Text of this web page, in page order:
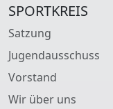
SPORTKREIS
Satzung
Jugendausschuss
Vorstand
Wir über uns